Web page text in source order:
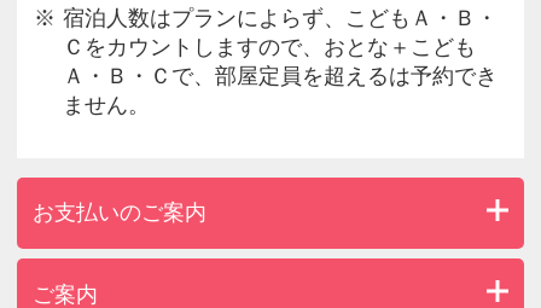
宿泊人数はプランによらず、こどもＡ・Ｂ・
Ｃをカウントしますので、おとな＋こども
Ａ・Ｂ・Ｃで、部屋定員を超えるは予約でき
ません。
お支払いのご案内
ご案内